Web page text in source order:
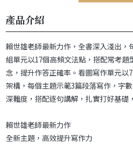
產品介紹
賴世雄老師最新力作，全書深入淺出，
組單元以17個高頻文法點，搭配常考題
念，提升作答正確率。看圖寫作單元以
架構，每個主題示範3篇段落寫作，字
深難度，搭配逐句講解，扎實打好基礎
賴世雄老師最新力作
全新主題，高效提升寫作力